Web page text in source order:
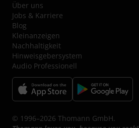
Über uns
Jobs & Karriere
Blog
Kleinanzeigen
Nachhaltigkeit
Hinweisgebersystem
Audio Professionell
© 1996–2026 Thomann GmbH.